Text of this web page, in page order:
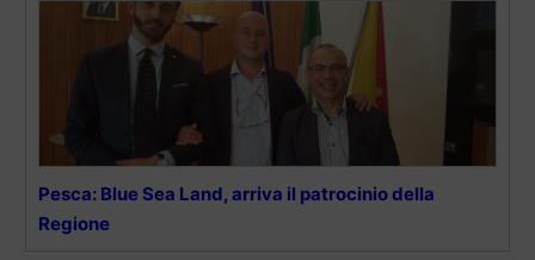
Pesca: Blue Sea Land, arriva il patrocinio della
Regione